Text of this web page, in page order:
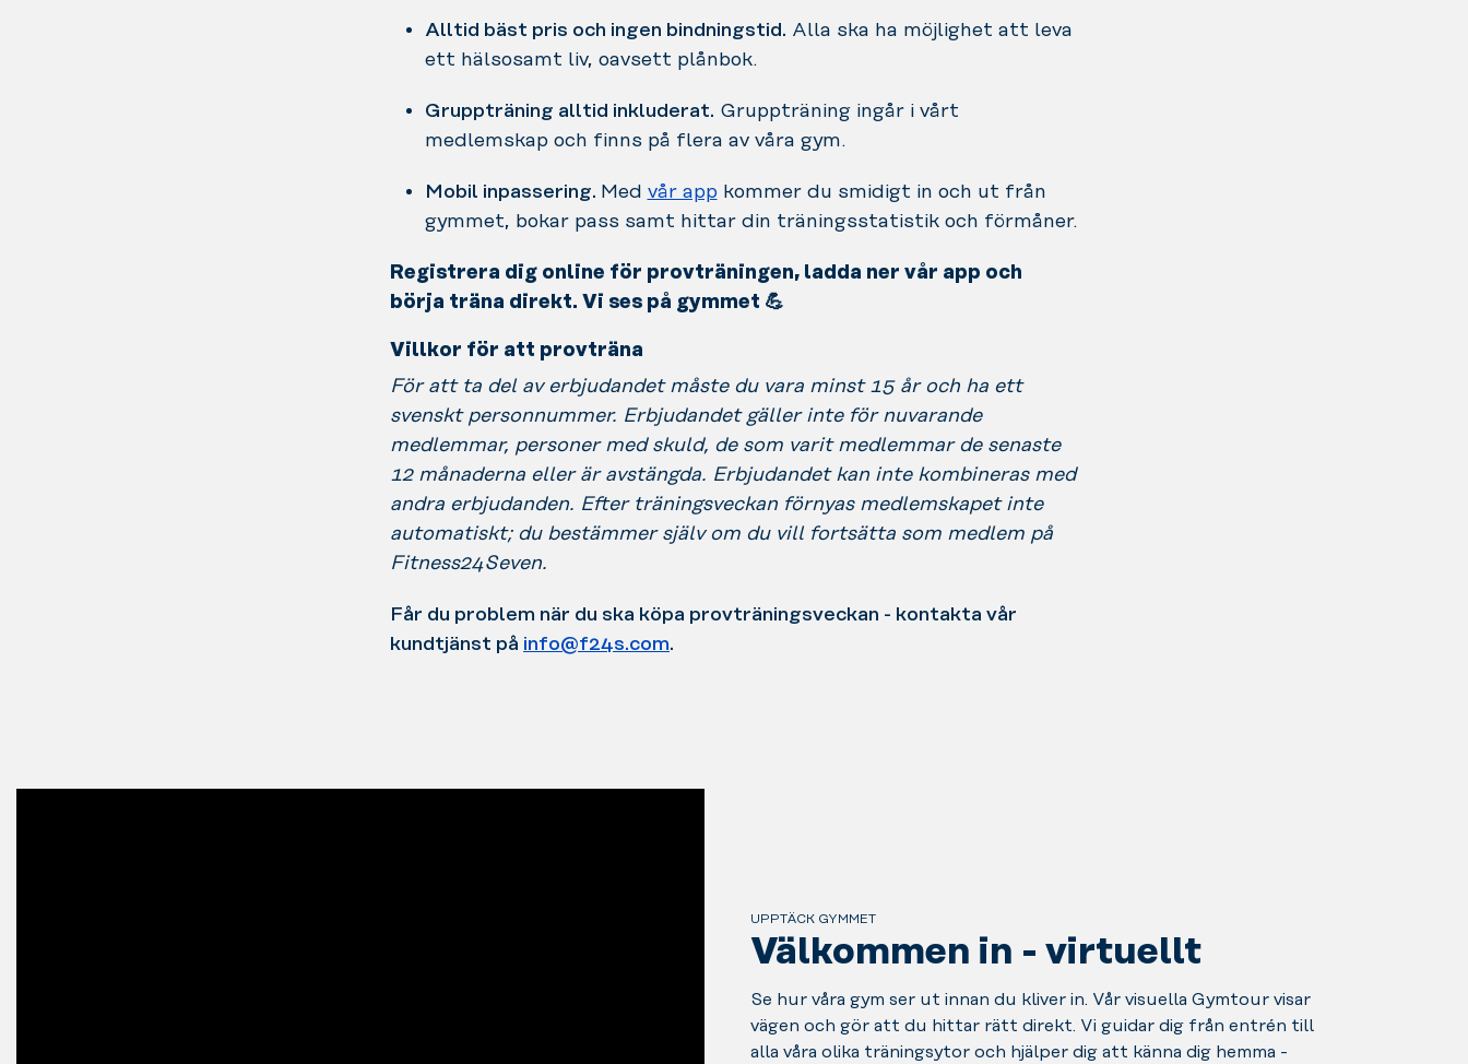
Alltid bäst pris och ingen bindningstid. Alla ska ha möjlighet att leva
ett hälsosamt liv, oavsett plånbok.
Gruppträning alltid inkluderat. Gruppträning ingår i vårt
medlemskap och finns på flera av våra gym.
Mobil inpassering. Med vår appkommer du smidigt in och ut från
gymmet, bokar pass samt hittar din träningsstatistik och förmåner.
Registrera dig online för provträningen, ladda ner vår app och
börja träna direkt. Vi ses på gymmet 💪
Villkor för att provträna
För att ta del av erbjudandet måste du vara minst 15 år och ha ett
svenskt personnummer. Erbjudandet gäller inte för nuvarande
medlemmar, personer med skuld, de som varit medlemmar de senaste
12 månaderna eller är avstängda. Erbjudandet kan inte kombineras med
andra erbjudanden. Efter träningsveckan förnyas medlemskapet inte
automatiskt; du bestämmer själv om du vill fortsätta som medlem på
Fitness24Seven.
Får du problem när du ska köpa provträningsveckan - kontakta vår
kundtjänst på info@f24s.com.
UPPTÄCK GYMMET
Välkommen in - virtuellt
Se hur våra gym ser ut innan du kliver in. Vår visuella Gymtour visar
vägen och gör att du hittar rätt direkt. Vi guidar dig från entrén till
alla våra olika träningsytor och hjälper dig att känna dig hemma -